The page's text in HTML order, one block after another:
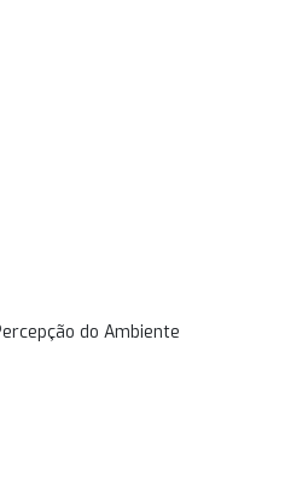
do Ambiente